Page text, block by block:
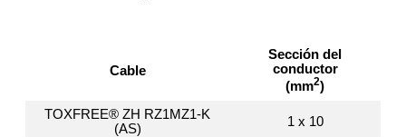
Cable
Sección del
conductor
(mm2)
TOXFREE® ZH RZ1MZ1-K
(AS)
1 x 10